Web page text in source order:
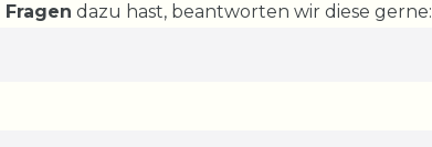
Fragen dazu hast, beantworten wir diese gerne: